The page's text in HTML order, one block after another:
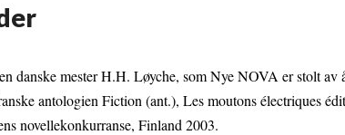
danske mester H.H. Løyche, som Nye NOVA er stolt av
antologien Fiction (ant.), Les moutons électriques
novellekonkurranse, Finland 2003.